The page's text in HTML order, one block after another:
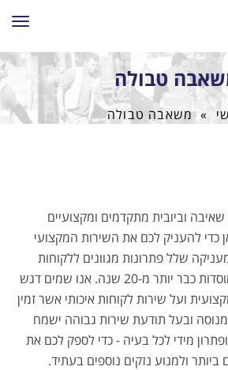
טבולה
» משאבה טבולה
וביובית מתקדמים ומקצועיים
כדי להעניק לכם את השירות המקצועי
שלל פתרונות מגוונים ללקוחות
פרטיים, עסקיים וגם למוסדות כבר יותר מ-20 שנה. אנו שמים דגש
ועל שירות לקוחות איכותי אשר זמין
מנוסה ובעל תודעת שירות גבוהה ישמח
מידי לכל בעיה - כדי לספק לכם את
ולמנוע נזקים נוספים בעתיד.